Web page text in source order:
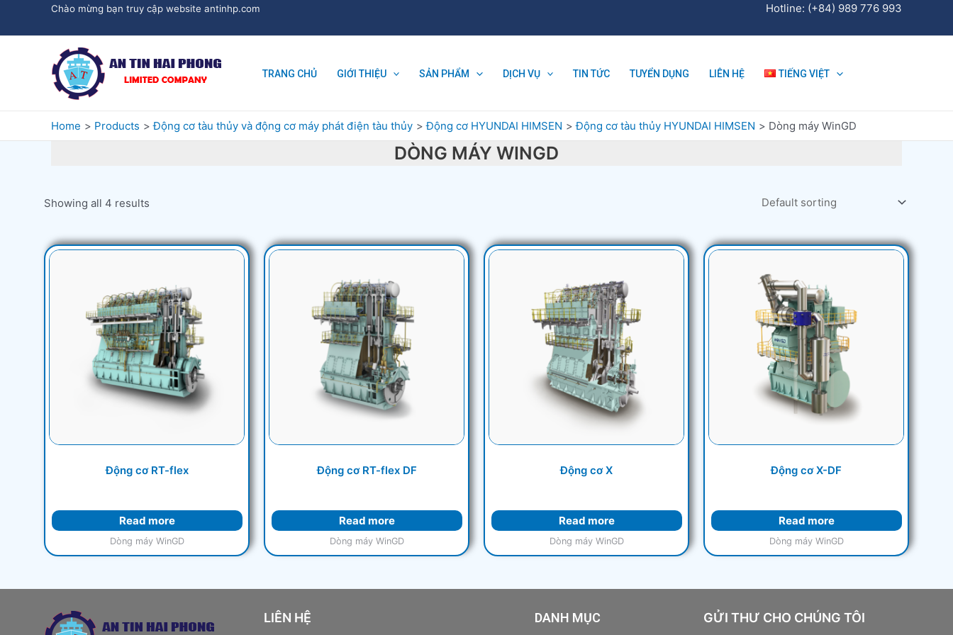
Chào mừng bạn truy cập website antinhp.com Hotline: (+84) 989 776 993
TRANG CHỦ GIỚI THIỆU SẢN PHẨM DỊCH VỤ TIN TỨC TUYỂN DỤNG LIÊN HỆ TIẾNG VIỆT
Home Products Động cơ tàu thủy và động cơ máy phát điện tàu thủy Động cơ HYUNDAI HIMSEN Động cơ tàu thủy HYUNDAI HIMSEN Dòng máy WinGD
DÒNG MÁY WINGD
Showing all 4 results
Động cơ RT-flex
Read more
Dòng máy WinGD
Động cơ RT-flex DF
Read more
Dòng máy WinGD
Động cơ X
Read more
Dòng máy WinGD
Động cơ X-DF
Read more
Dòng máy WinGD
LIÊN HỆ DANH MỤC GỬI THƯ CHO CHÚNG TÔI